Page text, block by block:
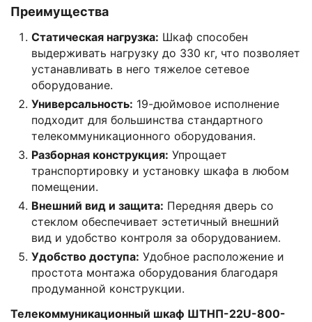
Преимущества
Статическая нагрузка: Шкаф способен
выдерживать нагрузку до 330 кг, что позволяет
устанавливать в него тяжелое сетевое
оборудование.
Универсальность: 19-дюймовое исполнение
подходит для большинства стандартного
телекоммуникационного оборудования.
Разборная конструкция: Упрощает
транспортировку и установку шкафа в любом
помещении.
Внешний вид и защита: Передняя дверь со
стеклом обеспечивает эстетичный внешний
вид и удобство контроля за оборудованием.
Удобство доступа: Удобное расположение и
простота монтажа оборудования благодаря
продуманной конструкции.
Телекоммуникационный шкаф ШТНП-22U-800-